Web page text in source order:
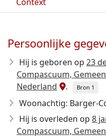
Persoonlijke
Hij is geboren op 23
Compascuum,
Nederland
. Bron 1
Woonachtig: Barger-
Hij is overleden op 8
Compascuum,